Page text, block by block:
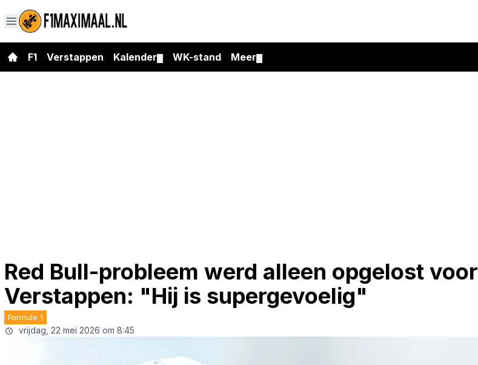
F1 Verstappen Kalender WK-stand Meer
Red Bull-probleem werd alleen opgelost voor
Verstappen: "Hij is supergevoelig"
Formule 1
vrijdag, 22 mei 2026 om 8:45